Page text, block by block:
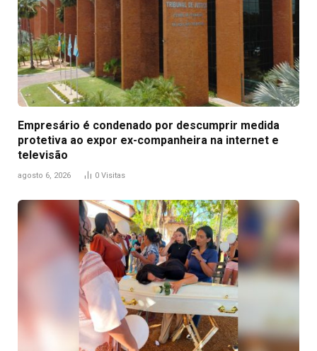
Empresário é condenado por descumprir medida
protetiva ao expor ex-companheira na internet e
televisão
agosto 6, 2026 0 Visitas